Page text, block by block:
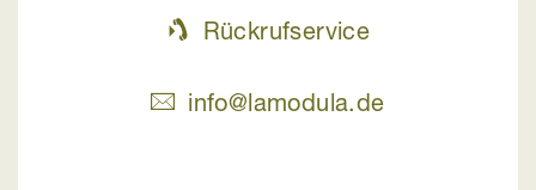
Rückrufservice
info@lamodula.de